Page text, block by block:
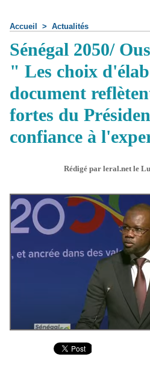
Accueil > Actualités
Sénégal 2050/
" Les choix
document
fortes du
confiance à
Rédigé par leral.net le